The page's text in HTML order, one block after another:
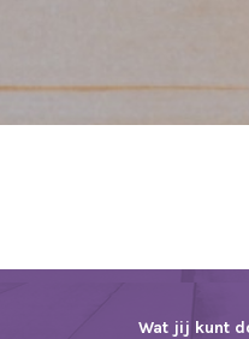
Wat jij kunt